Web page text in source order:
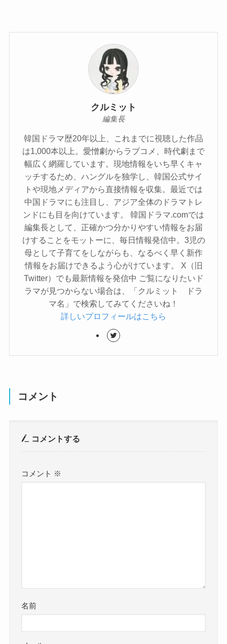
クルミット
編集長
韓国ドラマ歴20年以上、これまでに視聴した作品
は1,000本以上。愛憎劇からラブコメ、時代劇まで
幅広く網羅しています。現地情報をいち早くキャ
ッチするため、ハングルを独学し、韓国公式サイ
トや現地メディアから直接情報を収集。最近では
中国ドラマにも注目し、アジア全体のドラマトレ
ンドにも目を向けています。 韓国ドラマ.comでは
編集長として、正確かつ分かりやすい情報をお届
けすることをモットーに、毎日情報発信中。3児の
母として子育てをしながらも、なるべく早く新作
情報をお届けできるよう心がけています。 X（旧
Twitter）でも最新情報を発信中 ご覧になりたいド
ラマが見つからない場合は、「クルミット ドラ
マ名」で検索してみてくださいね！
詳しいプロフィールはこちら
コメント
コメントする
コメント ※
名前